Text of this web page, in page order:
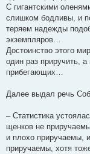
С гигантскими
слишком бодливы, и
теряем надежды
экземпляров…
Достоинство этого
один раз приручить,
прибегающих…
Далее выдал речь
– Статистика
щенков не
и плохо приручаемы,
приручаемы, хотя